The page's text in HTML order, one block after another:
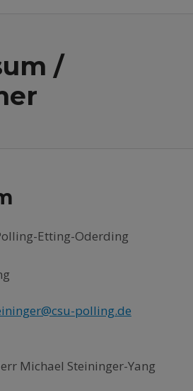
/
Etting-Oderding
polling.de
Michael Steininger-Yang